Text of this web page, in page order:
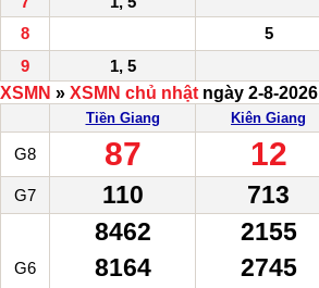
8
5
9 1, 5
XSMN » XSMN chủ nhật ngày 2-8-2026
Tiền Giang Kiên Giang
G8 87 12
G7 110 713
G6
8462
8164
2155
2745